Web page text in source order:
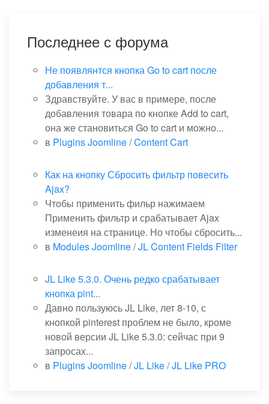
Последнее с форума
Не появлянтся кнопка Go to cart после
добавления т...
Здравствуйте. У вас в примере, после
добавления товара по кнопке Add to cart,
она же становиться Go to cart и можно...
в Plugins Joomline/Content Cart
Как на кнопку Сбросить фильтр повесить
Ajax?
Чтобы применить фильр нажимаем
Применить фильтр и срабатывает Ajax
изменеия на странице. Но чтобы сбросить...
в Modules Joomline/JL Content Fields Filter
JL Like 5.3.0. Очень редко срабатывает
кнопка pint...
Давно пользуюсь JL Like, лет 8-10, с
кнопкой pinterest проблем не было, кроме
новой версии JL Like 5.3.0: сейчас при 9
запросах...
в Plugins Joomline/JL Like / JL Like PRO